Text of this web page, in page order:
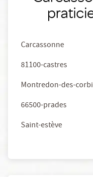
Carcassonne
81100-castres
Montredon-des-
66500-prades
Saint-estève